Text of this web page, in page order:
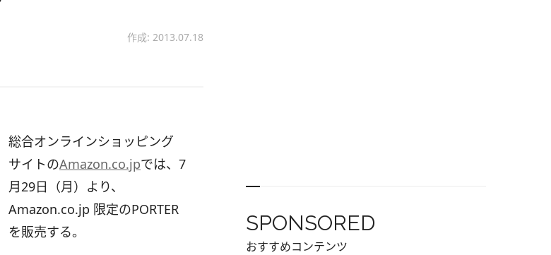
作成: 2013.07.18
総合オンラインショッピング
サイトのAmazon.co.jpでは、7
月29日（月）より、
Amazon.co.jp 限定のPORTER
を販売する。
SPONSORED
おすすめコンテンツ